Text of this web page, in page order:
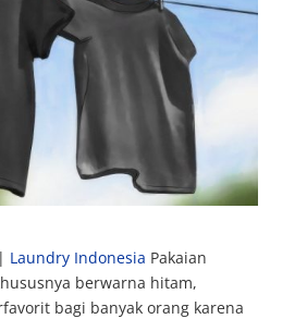
Laundry Indonesia Pakaian
berwarna hitam,
bagi banyak orang karena